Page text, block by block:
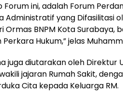
Forum ini, adalah Forum
Administratif yang Difasilitasi
Ormas BNPM Kota Surabaya,
Hukum,” jelas
juga diutarakan oleh Direktur
jajaran Rumah Sakit,
Cita kepada Keluarga RM.